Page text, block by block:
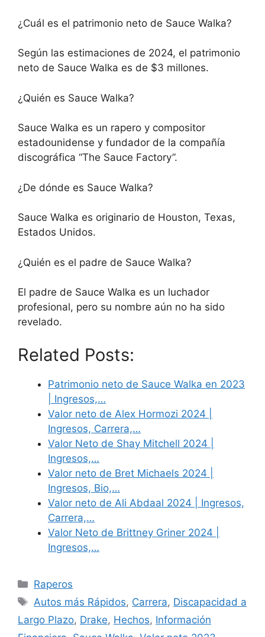
¿Cuál es el patrimonio neto de Sauce Walka?
Según las estimaciones de 2024, el patrimonio
neto de Sauce Walka es de $3 millones.
¿Quién es Sauce Walka?
Sauce Walka es un rapero y compositor
estadounidense y fundador de la compañía
discográfica “The Sauce Factory”.
¿De dónde es Sauce Walka?
Sauce Walka es originario de Houston, Texas,
Estados Unidos.
¿Quién es el padre de Sauce Walka?
El padre de Sauce Walka es un luchador
profesional, pero su nombre aún no ha sido
revelado.
Related Posts:
Patrimonio neto de Sauce Walka en 2023
| Ingresos,…
Valor neto de Alex Hormozi 2024 |
Ingresos, Carrera,…
Valor Neto de Shay Mitchell 2024 |
Ingresos,…
Valor neto de Bret Michaels 2024 |
Ingresos, Bio,…
Valor neto de Ali Abdaal 2024 | Ingresos,
Carrera,…
Valor Neto de Brittney Griner 2024 |
Ingresos,…
Categories
Raperos
Tags
Autos más Rápidos, Carrera, Discapacidad a
Largo Plazo, Drake, Hechos, Información